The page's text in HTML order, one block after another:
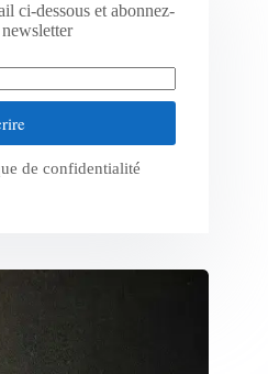
ci-dessous et abonnez-
de confidentialité